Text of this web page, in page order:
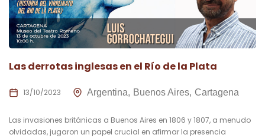
Las derrotas inglesas en el Río de la Plata
13/10/2023 Argentina Buenos Aires Cartagena
Las invasiones británicas a Buenos Aires en 1806 y 1807, a menudo
olvidadas, jugaron un papel crucial en afirmar la presencia